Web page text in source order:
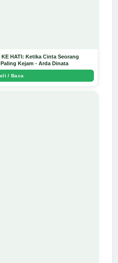
KE HATI: Ketika Cinta Seorang
Kejam - Arda Dinata
/ Baca